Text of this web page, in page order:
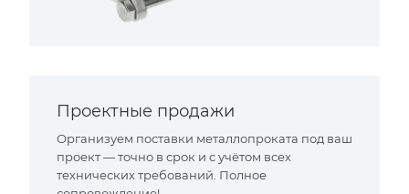
Проектные продажи
Организуем поставки металлопроката под ваш
проект — точно в срок и с учётом всех
технических требований. Полное